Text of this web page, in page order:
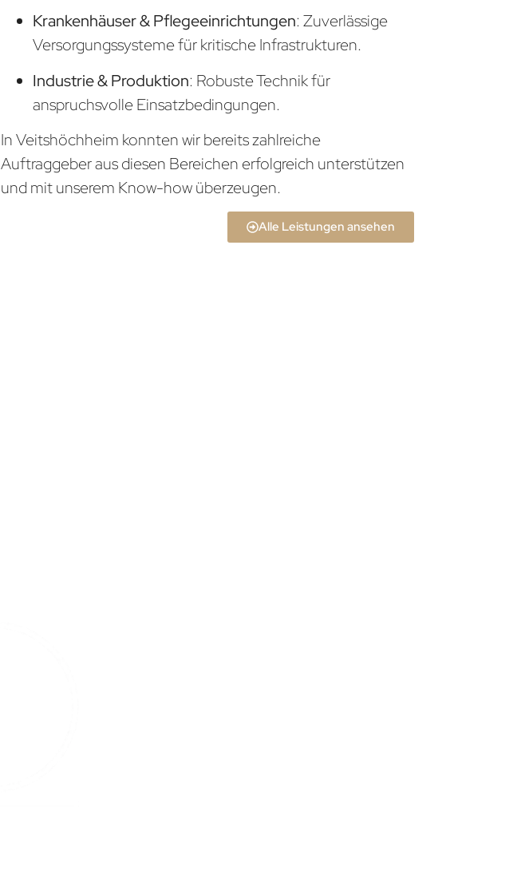
Krankenhäuser & Pflegeeinrichtungen: Zuverlässige
Versorgungssysteme für kritische Infrastrukturen.
Industrie & Produktion: Robuste Technik für
anspruchsvolle Einsatzbedingungen.
In Veitshöchheim konnten wir bereits zahlreiche
Auftraggeber aus diesen Bereichen erfolgreich unterstützen
und mit unserem Know-how überzeugen.
Alle Leistungen ansehen